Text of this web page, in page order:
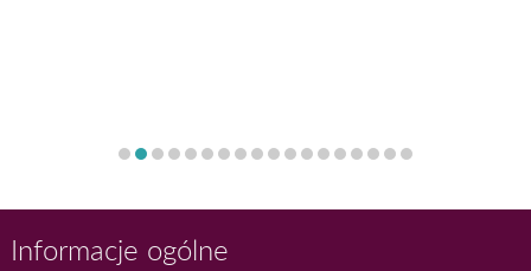
Informacje ogólne